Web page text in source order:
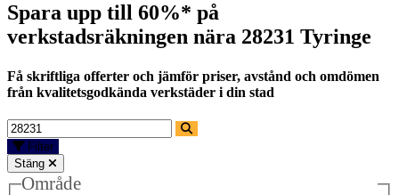
Spara upp till 60%* på
verkstadsräkningen nära 28231 Tyringe
Få skriftliga offerter och jämför priser, avstånd och omdömen
från kvalitetsgodkända verkstäder i din stad
Filter
Stäng
Område